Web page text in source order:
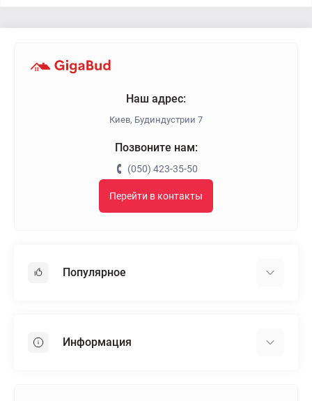
Наш адрес:
Киев, Будиндустрии 7
Позвоните нам:
(050) 423-35-50
Перейти в контакты
Популярное
Пенопласт
Информация